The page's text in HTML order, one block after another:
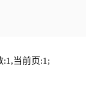
:1,当前页:1;